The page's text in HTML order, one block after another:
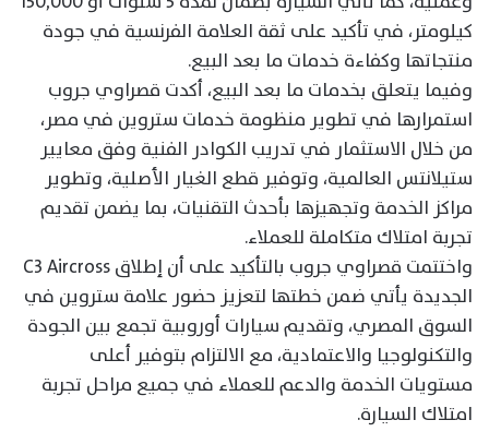
كيلومتر، في تأكيد على ثقة العلامة الفرنسية في جودة
منتجاتها وكفاءة خدمات ما بعد البيع.
وفيما يتعلق بخدمات ما بعد البيع، أكدت قصراوي جروب
استمرارها في تطوير منظومة خدمات ستروين في مصر،
من خلال الاستثمار في تدريب الكوادر الفنية وفق معايير
ستيلانتس العالمية، وتوفير قطع الغيار الأصلية، وتطوير
مراكز الخدمة وتجهيزها بأحدث التقنيات، بما يضمن تقديم
تجربة امتلاك متكاملة للعملاء.
واختتمت قصراوي جروب بالتأكيد على أن إطلاق C3 Aircross
الجديدة يأتي ضمن خطتها لتعزيز حضور علامة ستروين في
السوق المصري، وتقديم سيارات أوروبية تجمع بين الجودة
والتكنولوجيا والاعتمادية، مع الالتزام بتوفير أعلى
مستويات الخدمة والدعم للعملاء في جميع مراحل تجربة
امتلاك السيارة.